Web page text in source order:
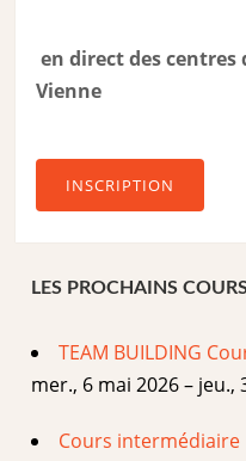
en direct des
Vienne
INSCRIPTION
LES PROCHAINS
TEAM BUILDING
mer., 6 mai 2026 – jeu.,
Cours intermédiaire